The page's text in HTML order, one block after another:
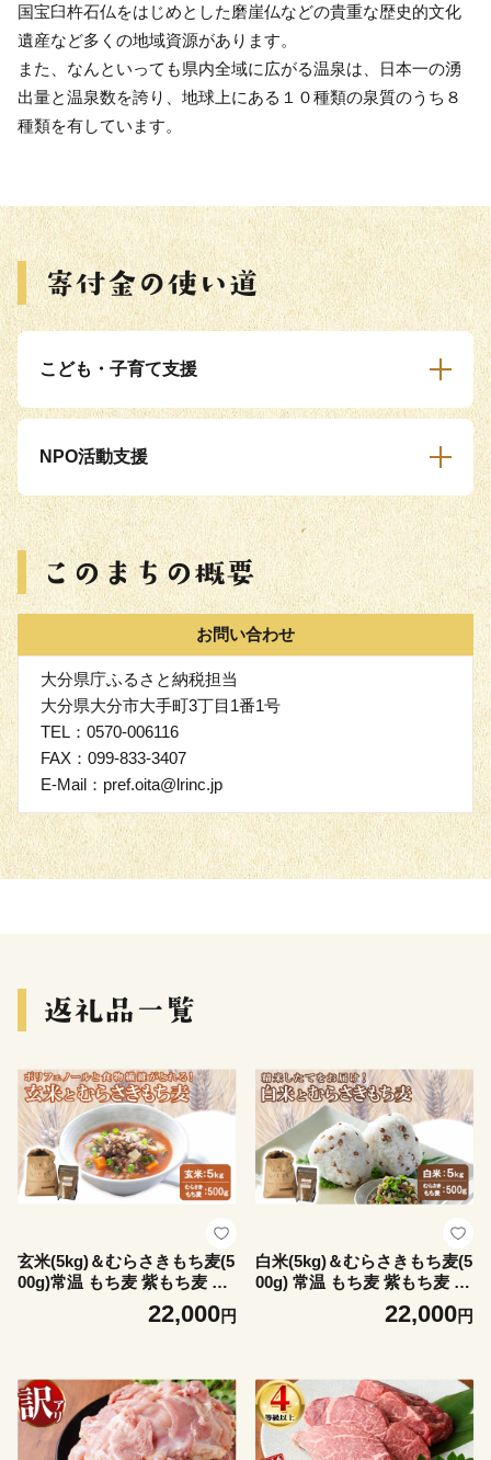
国宝臼杵石仏をはじめとした磨崖仏などの貴重な歴史的文化
遺産など多くの地域資源があります。
また、なんといっても県内全域に広がる温泉は、日本一の湧
出量と温泉数を誇り、地球上にある１０種類の泉質のうち８
種類を有しています。
こども・子育て支援
NPO活動支援
お問い合わせ
大分県庁ふるさと納税担当
大分県大分市大手町3丁目1番1号
TEL：0570-006116
FAX：099-833-3407
E-Mail：pref.oita@lrinc.jp
玄米(5kg)＆むらさきもち麦(5
00g)常温 もち麦 紫もち麦 玄
米 食物繊維 大麦 国産 【opa
s004】【らいむ工房】22,000円
白米(5kg)＆むらさきもち麦(5
00g) 常温 もち麦 紫もち麦 精
米 白米 食物繊維 大麦 国産
【opas003】【らいむ工房】
22,000円